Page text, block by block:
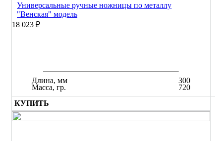
Универсальные ручные ножницы по металлу
"Венская" модель
18 023 ₽
Длина, мм
Масса, гр.
300
720
КУПИТЬ